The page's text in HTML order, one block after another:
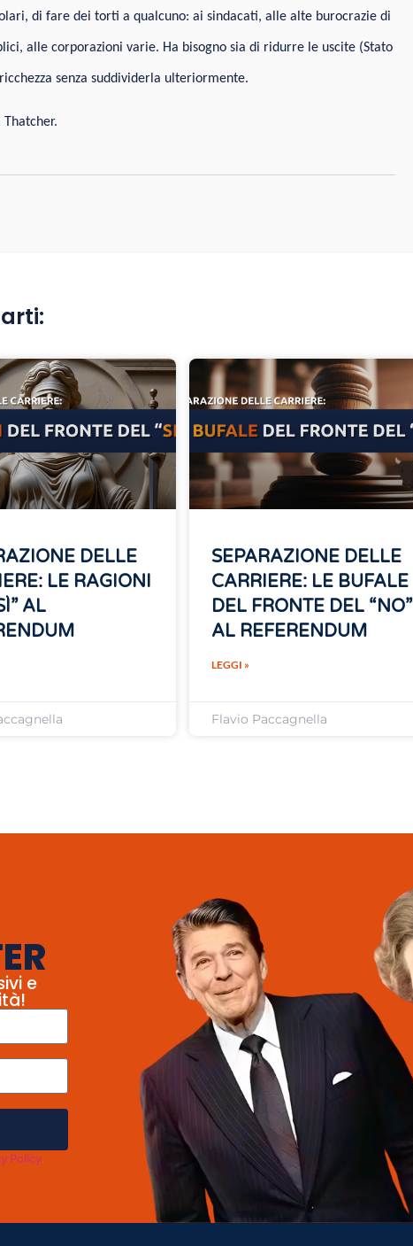
di fare dei torti a qualcuno: ai sindacati, alle alte burocrazie di
alle corporazioni varie. Ha bisogno sia di ridurre le uscite (Stato
senza suddividerla ulteriormente.
DELLE
LE RAGIONI
AL
SEPARAZIONE DELLE
CARRIERE: LE BUFALE
DEL FRONTE DEL “NO”
AL REFERENDUM
LEGGI »
Flavio Paccagnella
e
Policy.